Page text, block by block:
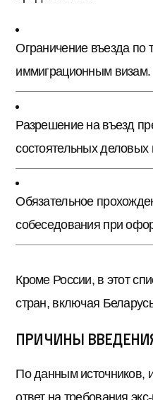
Ограничение въезда по
иммиграционным визам.
Разрешение на въезд
состоятельных деловых
Обязательное
собеседования при
Кроме России, в этот
стран, включая
Причины
По данным источников,
ответ на требования